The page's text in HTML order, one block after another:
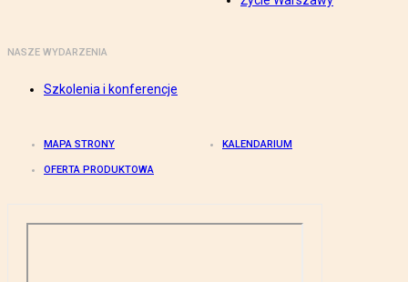
NASZE WYDARZENIA
Szkolenia i konferencje
MAPA STRONY KALENDARIUM
OFERTA PRODUKTOWA